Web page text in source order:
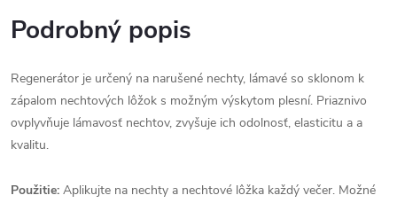
Podrobný popis
Regenerátor je určený na narušené nechty, lámavé so sklonom k
zápalom nechtových lôžok s možným výskytom plesní. Priaznivo
ovplyvňuje lámavosť nechtov, zvyšuje ich odolnosť, elasticitu a a
kvalitu.
Použitie: Aplikujte na nechty a nechtové lôžka každý večer. Možné